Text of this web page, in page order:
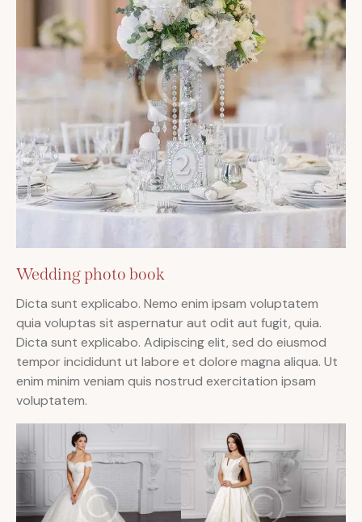
Wedding photo book
Dicta sunt explicabo. Nemo enim ipsam voluptatem
quia voluptas sit aspernatur aut odit aut fugit, quia.
Dicta sunt explicabo. Adipiscing elit, sed do eiusmod
tempor incididunt ut labore et dolore magna aliqua. Ut
enim minim veniam quis nostrud exercitation ipsam
voluptatem.